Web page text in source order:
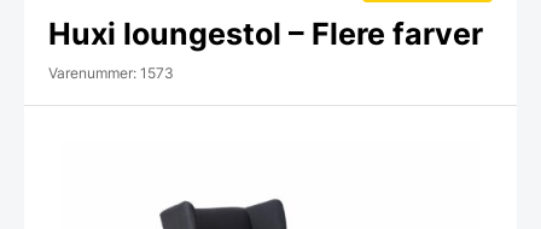
Huxi loungestol – Flere farver
Varenummer: 1573